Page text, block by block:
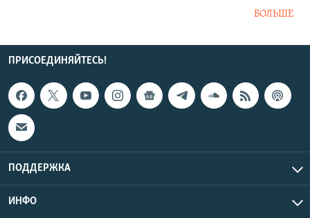
БОЛЬШЕ
ПРИСОЕДИНЯЙТЕСЬ!
ПОДДЕРЖКА
ИНФО